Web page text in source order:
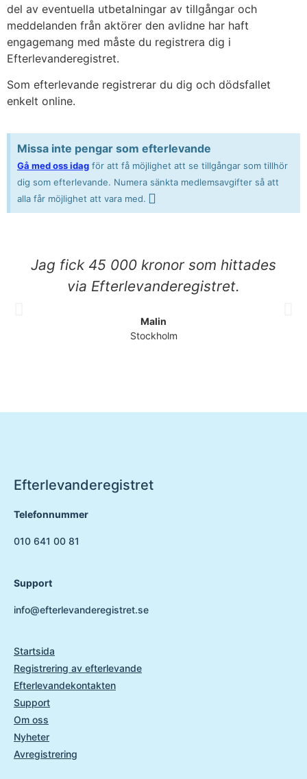
del av eventuella utbetalningar av tillgångar och
meddelanden från aktörer den avlidne har haft
engagemang med måste du registrera dig i
Efterlevanderegistret.
Som efterlevande registrerar du dig och dödsfallet
enkelt online.
Missa inte pengar som efterlevande
Gå med oss idag för att få möjlighet att se tillgångar som tillhör
dig som efterlevande. Numera sänkta medlemsavgifter så att
alla får möjlighet att vara med.
Jag fick 45 000 kronor som hittades
via Efterlevanderegistret.
Malin
Stockholm
Efterlevanderegistret
Telefonnummer
010 641 00 81
Support
info@efterlevanderegistret.se
Startsida
Registrering av efterlevande
Efterlevandekontakten
Support
Om oss
Nyheter
Avregistrering